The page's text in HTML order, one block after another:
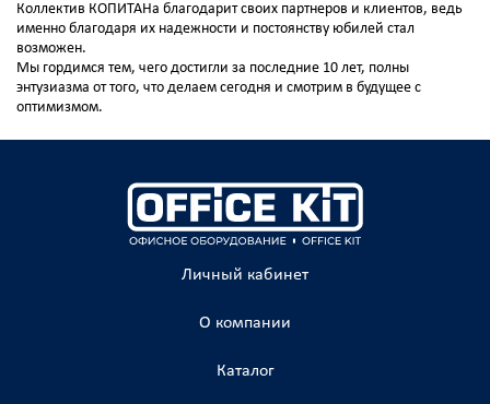
Коллектив КОПИТАНа благодарит своих партнеров и клиентов, ведь
именно благодаря их надежности и постоянству юбилей стал
возможен.
Мы гордимся тем, чего достигли за последние 10 лет, полны
энтузиазма от того, что делаем сегодня и смотрим в будущее с
оптимизмом.
Личный кабинет
О компании
Каталог